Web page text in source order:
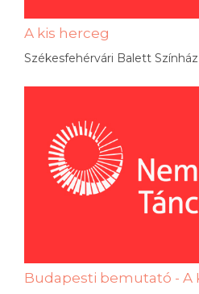
A kis herceg
Székesfehérvári Balett Színház
Budapesti bemutató - A